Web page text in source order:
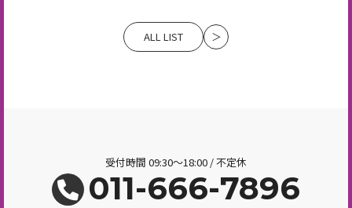
ALL LIST ＞
受付時間 09:30～18:00 / 不定休
011-666-7896